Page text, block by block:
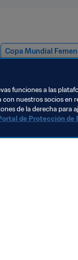
Copa Mundial
funciones a las
nuestros socios en
de la derecha para
de Protección de